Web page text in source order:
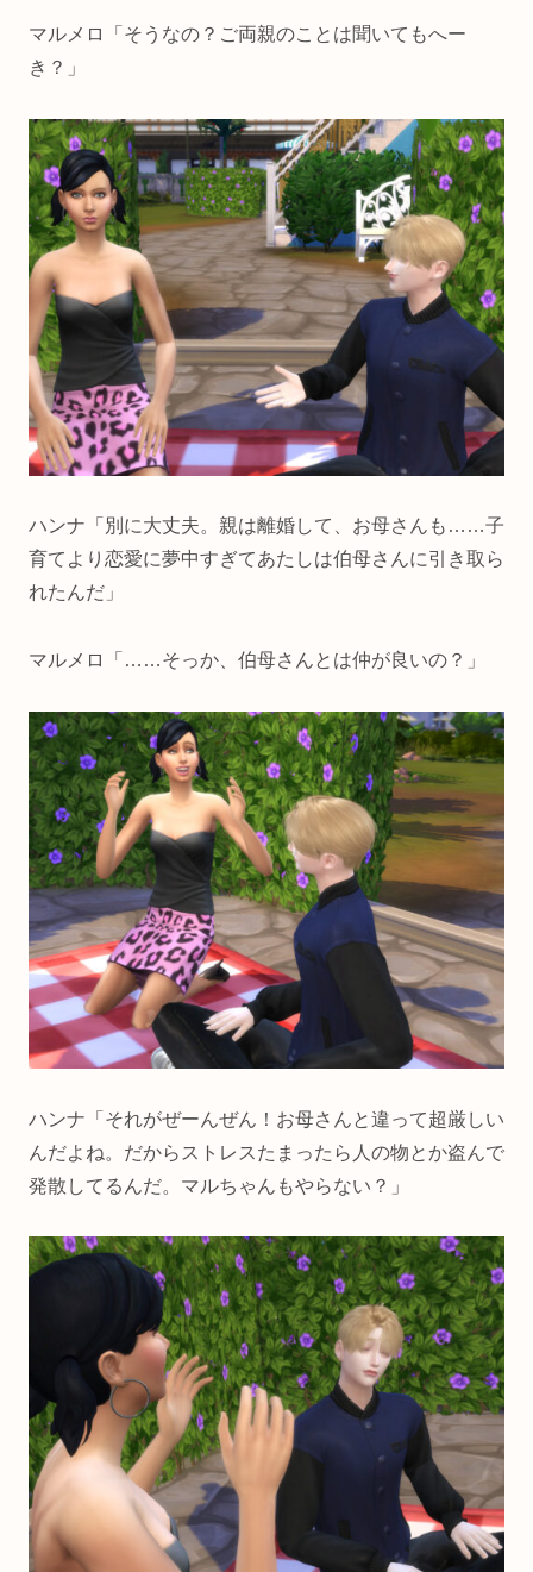
マルメロ「そうなの？ご両親のことは聞いてもへー
き？」
ハンナ「別に大丈夫。親は離婚して、お母さんも……子
育てより恋愛に夢中すぎてあたしは伯母さんに引き取ら
れたんだ」
マルメロ「……そっか、伯母さんとは仲が良いの？」
ハンナ「それがぜーんぜん！お母さんと違って超厳しい
んだよね。だからストレスたまったら人の物とか盗んで
発散してるんだ。マルちゃんもやらない？」